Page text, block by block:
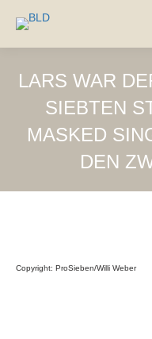
LARS WAR
SIEBTEN
MASKED
DEN
Copyright: ProSieben/Willi Weber